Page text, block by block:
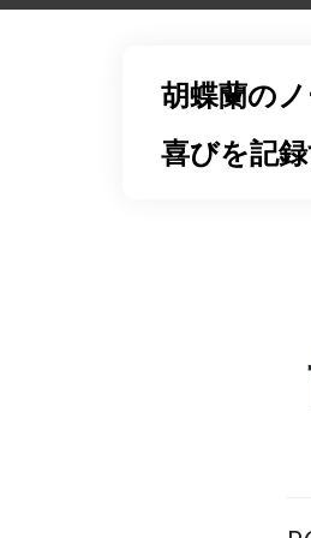
Skip
胡蝶蘭の
喜びを記